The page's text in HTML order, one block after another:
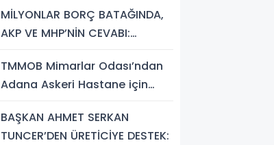
MİLYONLAR BORÇ BATAĞINDA,
AKP VE MHP’NİN CEVABI:
TMMOB Mimarlar Odası’ndan
Adana Askeri Hastane için
BAŞKAN AHMET SERKAN
TUNCER’DEN ÜRETİCİYE DESTEK: